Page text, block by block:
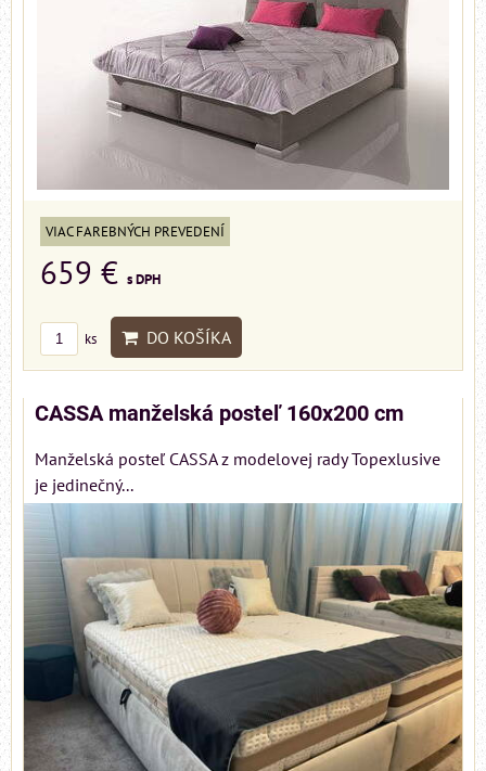
VIAC FAREBNÝCH PREVEDENÍ
659 € s DPH
ks DO KOŠÍKA
CASSA manželská posteľ 160x200 cm
Manželská posteľ CASSA z modelovej rady Topexlusive
je jedinečný...